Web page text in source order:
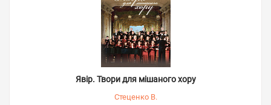
Явір. Твори для мішаного хору
Стеценко В.